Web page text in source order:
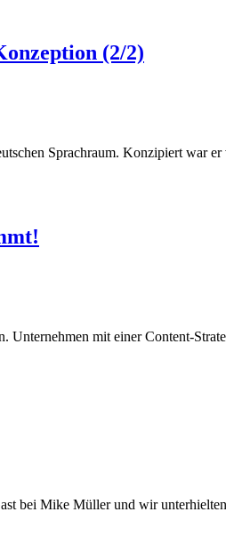
(2/2)
Sprachraum. Konzipiert war
mit einer Content-
bei Mike Müller und wir